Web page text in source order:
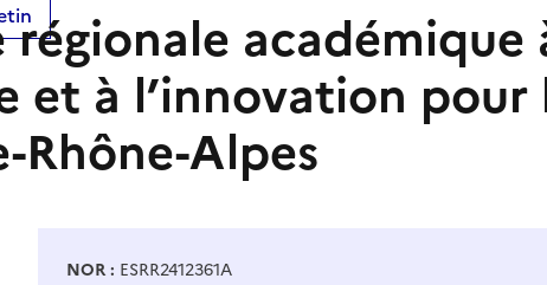
régionale académique
et à l’innovation pour
Rhône-Alpes
NOR : ESRR2412361A